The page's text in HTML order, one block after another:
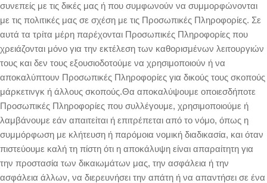
συνεπείς με τις δικές μας ή που συμφωνούν να συμμορφώνονται
με τις πολιτικές μας σε σχέση με τις Προσωπικές Πληροφορίες. Σε
αυτά τα τρίτα μέρη παρέχονται Προσωπικές Πληροφορίες που
χρειάζονται μόνο για την εκτέλεση των καθορισμένων λειτουργιών
τους και δεν τους εξουσιοδοτούμε να χρησιμοποιούν ή να
αποκαλύπτουν Προσωπικές Πληροφορίες για δικούς τους σκοπούς
μάρκετινγκ ή άλλους σκοπούς.Θα αποκαλύψουμε οποιεσδήποτε
Προσωπικές Πληροφορίες που συλλέγουμε, χρησιμοποιούμε ή
λαμβάνουμε εάν απαιτείται ή επιτρέπεται από το νόμο, όπως η
συμμόρφωση με κλήτευση ή παρόμοια νομική διαδικασία, και όταν
πιστεύουμε καλή τη πίστη ότι η αποκάλυψη είναι απαραίτητη για
την προστασία των δικαιωμάτων μας, την ασφάλεια ή την
ασφάλεια άλλων, να διερευνήσει την απάτη ή να απαντήσει σε ένα